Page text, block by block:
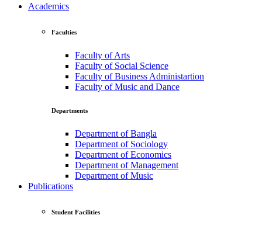
Academics
Faculties
Faculty of Arts
Faculty of Social Science
Faculty of Business Administartion
Faculty of Music and Dance
Departments
Department of Bangla
Department of Sociology
Department of Economics
Department of Management
Department of Music
Publications
Student Facilities